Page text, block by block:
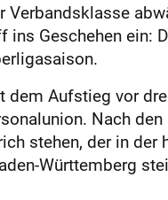
Verbandsklasse
Geschehen ein:
Aufstieg vor
Nach
stehen, der in der
Württemberg